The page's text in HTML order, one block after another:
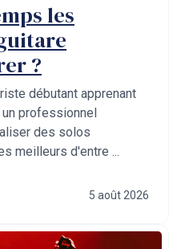
les
?
débutant apprenant
professionnel
des solos
meilleurs d'entre ...
5 août 2026